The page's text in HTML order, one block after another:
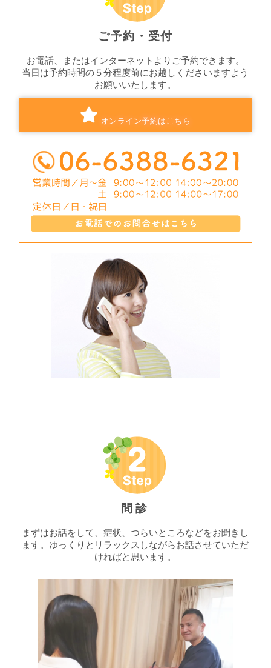
ご予約・受付
お電話、またはインターネットよりご予約できます。
当日は予約時間の５分程度前にお越しくださいますよう
お願いいたします。
オンライン予約はこちら
問診
まずはお話をして、症状、つらいところなどをお聞きし
ます。ゆっくりとリラックスしながらお話させていただ
ければと思います。